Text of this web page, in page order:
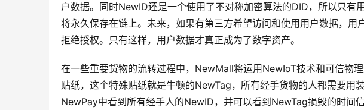
户数据。同时NewID还是一个使用了不对称加密算法的DID，所以只有
将永久保存在链上。未来，如果有第三方希望访问和使用用户数据，用
拒绝授权。只有这样，用户数据才真正成为了数字资产。
在一些重要货物的流转过程中，NewMall将运用NewIoT技术和可信物
贴纸，这个特殊贴纸就是牛顿的NewTag，所有经手货物的人都需要用
NewPay中看到所有经手人的NewID，并可以看到NewTag损毁的时间